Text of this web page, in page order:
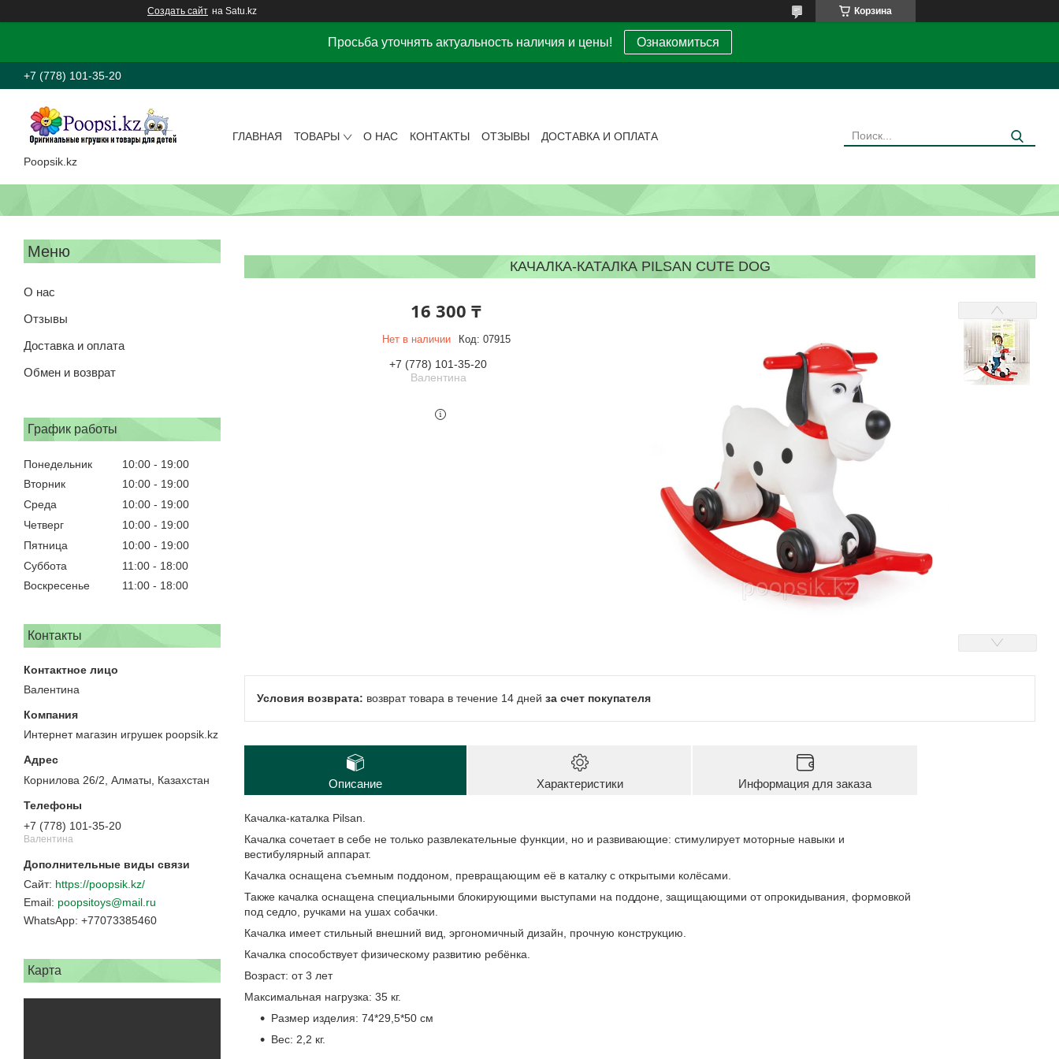
Создать сайт на Satu.kz Корзина
Просьба уточнять актуальность наличия и цены! Ознакомиться
+7 (778) 101-35-20
Poopsik.kz
ГЛАВНАЯ ТОВАРЫ О НАС КОНТАКТЫ ОТЗЫВЫ ДОСТАВКА И ОПЛАТА
О нас
Отзывы
Доставка и оплата
Обмен и возврат
График работы
Понедельник 10:00
19:00
Вторник
10:00
19:00
Среда
10:00
19:00
Четверг
10:00
19:00
Пятница
10:00
19:00
Суббота
11:00
18:00
Воскресенье
11:00 18:00
Контакты
Валентина
Интернет магазин игрушек poopsik.kz
Корнилова 26/2, Алматы, Казахстан
+7 (778) 101-35-20
Валентина
https://poopsik.kz/
poopsitoys@mail.ru
+77073385460
Карта
КАЧАЛКА-КАТАЛКА PILSAN CUTE DOG
16 300 ₸
Нет в наличии Код: 07915
+7 (778) 101-35-20
Валентина
возврат товара в течение 14 дней за счет покупателя
Описание Характеристики Информация для заказа
Качалка-каталка Pilsan.
Качалка сочетает в себе не только развлекательные функции, но и развивающие: стимулирует моторные навыки и
вестибулярный аппарат.
Качалка оснащена съемным поддоном, превращающим её в каталку с открытыми колёсами.
Также качалка оснащена специальными блокирующими выступами на поддоне, защищающими от опрокидывания, формовкой
под седло, ручками на ушах собачки.
Качалка имеет стильный внешний вид, эргономичный дизайн, прочную конструкцию.
Качалка способствует физическому развитию ребёнка.
Возраст: от 3 лет
Максимальная нагрузка: 35 кг.
Размер изделия: 74*29,5*50 см
Вес: 2,2 кг.